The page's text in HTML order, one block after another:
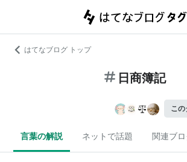
はてなブログ トップ
日商簿記
この
言葉の解説 ネットで話題 関連ブ